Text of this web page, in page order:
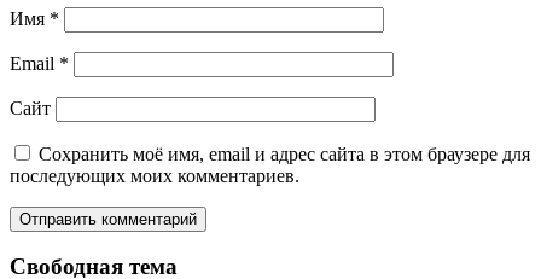
Имя *
Email *
Сайт
Сохранить моё имя, email и адрес сайта в этом браузере для
последующих моих комментариев.
Свободная тема